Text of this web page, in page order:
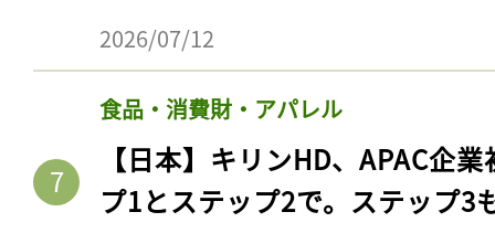
2026/07/12
食品・消費財・アパレル
【日本】キリンHD、APAC企
プ1とステップ2で。ステップ3